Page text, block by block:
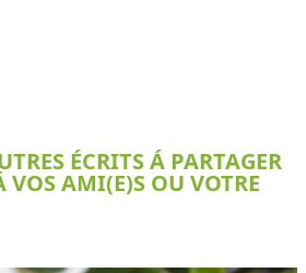
ÉCRITS Á PARTAGER
VOS AMI(E)S OU VOTRE